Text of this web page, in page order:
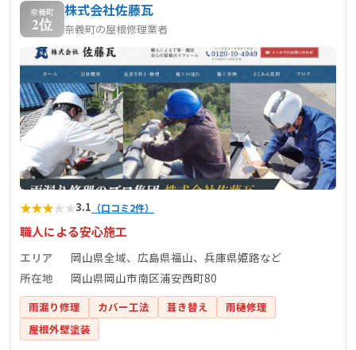
奈義町
2位
株式会社佐藤瓦
奈義町の屋根修理業者
★★★★★3.1 （口コミ2件）
職人による安心施工
エリア
岡山県全域、広島県福山、兵庫県姫路など
所在地
岡山県岡山市南区浦安西町80
雨漏り修理 カバー工法 葺き替え
雨樋修理
屋根外壁塗装